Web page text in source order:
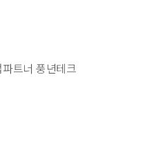
트너 풍년테크